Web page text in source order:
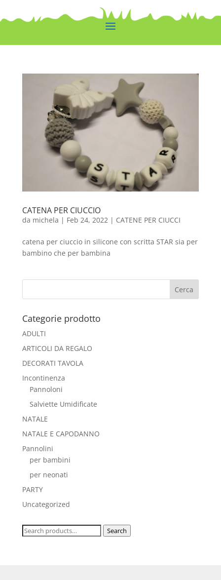
CATENA PER CIUCCIO
da michela | Feb 24, 2022| CATENE PER CIUCCI
catena per ciuccio in silicone con scritta STAR sia per
bambino che per bambina
Categorie prodotto
ADULTI
ARTICOLI DA REGALO
DECORATI TAVOLA
Incontinenza
Pannoloni
Salviette Umidificate
NATALE
NATALE E CAPODANNO
Pannolini
per bambini
per neonati
PARTY
Uncategorized
Search
Search